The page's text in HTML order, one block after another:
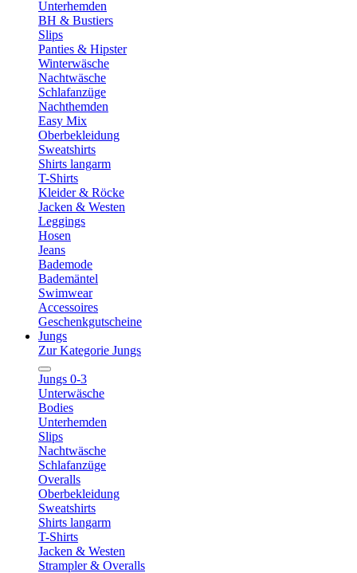
Unterhemden
BH & Bustiers
Slips
Panties & Hipster
Winterwäsche
Nachtwäsche
Schlafanzüge
Nachthemden
Easy Mix
Oberbekleidung
Sweatshirts
Shirts langarm
T-Shirts
Kleider & Röcke
Jacken & Westen
Leggings
Hosen
Jeans
Bademode
Bademäntel
Swimwear
Accessoires
Geschenkgutscheine
Jungs
Zur Kategorie Jungs
Jungs 0-3
Unterwäsche
Bodies
Unterhemden
Slips
Nachtwäsche
Schlafanzüge
Overalls
Oberbekleidung
Sweatshirts
Shirts langarm
T-Shirts
Jacken & Westen
Strampler & Overalls